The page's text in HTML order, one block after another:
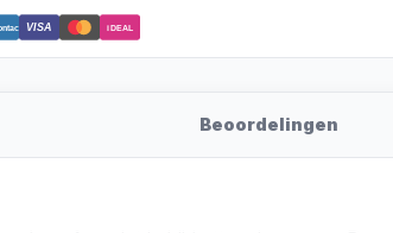
VISA iDEAL
Beoordelingen